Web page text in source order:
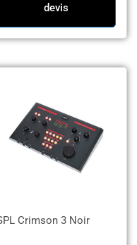
devis
Crimson 3 Noir